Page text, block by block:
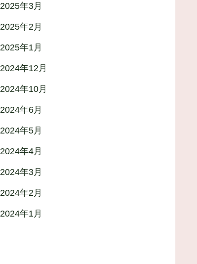
2025年3月
2025年2月
2025年1月
2024年12月
2024年10月
2024年6月
2024年5月
2024年4月
2024年3月
2024年2月
2024年1月